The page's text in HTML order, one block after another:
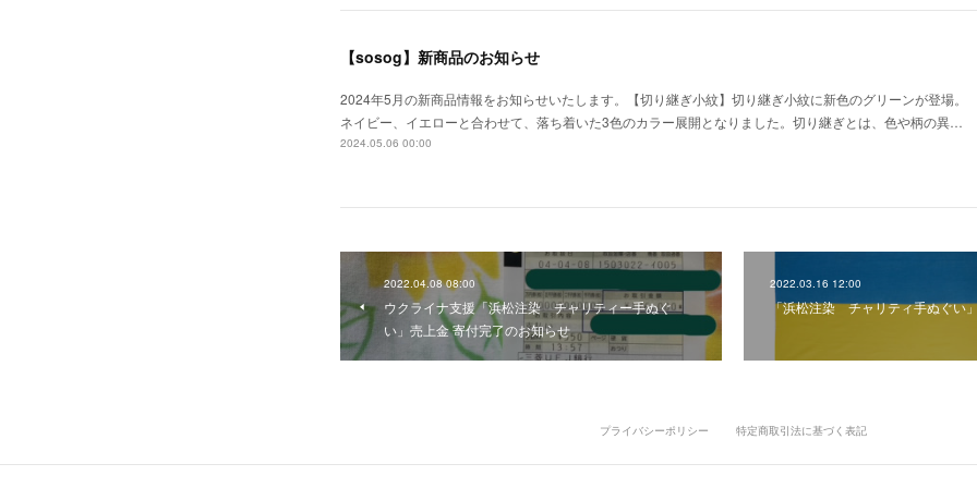
【sosog】新商品のお知らせ
2024年5月の新商品情報をお知らせいたします。【切り継ぎ小紋】切り継ぎ小紋に新色のグリーンが登場。
ネイビー、イエローと合わせて、落ち着いた3色のカラー展開となりました。切り継ぎとは、色や柄の異…
2024.05.06 00:00
2022.04.08 08:00
ウクライナ支援「浜松注染 チャリティー手ぬぐ
い」売上金 寄付完了のお知らせ
2022.03.16 12:00
「浜松注染 チャリティ手ぬぐい
プライバシーポリシー 特定商取引法に基づく表記